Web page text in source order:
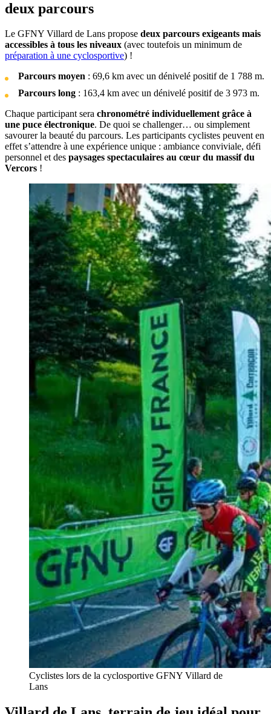
deux parcours
Le GFNY Villard de Lans propose deux parcours exigeants mais
accessibles à tous les niveaux (avec toutefois un minimum de
préparation à une cyclosportive) !
Parcours moyen : 69,6 km avec un dénivelé positif de 1 788 m.​
Parcours long : 163,4 km avec un dénivelé positif de 3 973 m.
Chaque participant sera chronométré individuellement grâce à
une puce électronique. De quoi se challenger… ou simplement
savourer la beauté du parcours. Les participants cyclistes peuvent en
effet s’attendre à une expérience unique : ambiance conviviale, défi
personnel et des paysages spectaculaires au cœur du massif du
Vercors !
Cyclistes lors de la cyclosportive GFNY Villard de
Lans